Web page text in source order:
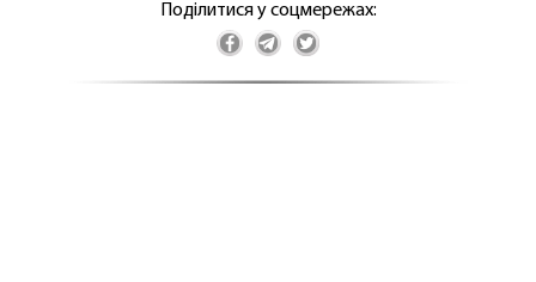
Поділитися у соцмережах: